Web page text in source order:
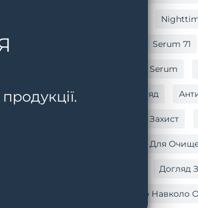
Serum 71
Vitamin C Reversal Serum
Антивіковий Догляд
Антиоксидантний Захист
Гель Для
Догляд
Догляд За Шкірою Навколо